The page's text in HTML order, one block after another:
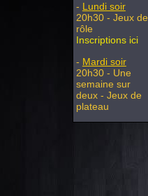
- Lundi soir
20h30 - Jeux de
rôle
Inscriptions ici
- Mardi soir
20h30 - Une
semaine sur
deux - Jeux de
plateau